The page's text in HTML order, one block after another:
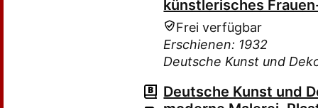
künstlerisches
Frei verfügbar
Erschienen: 1932
Deutsche Kunst und
Deutsche Kunst und